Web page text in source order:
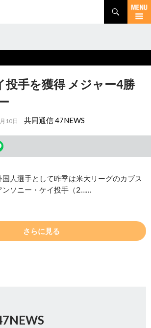
投手を獲得 メジャー4勝
10日 共同通信 47NEWS
人選手として昨季は米大リーグのカブス
ンソニー・ケイ投手（2……
さらに見る